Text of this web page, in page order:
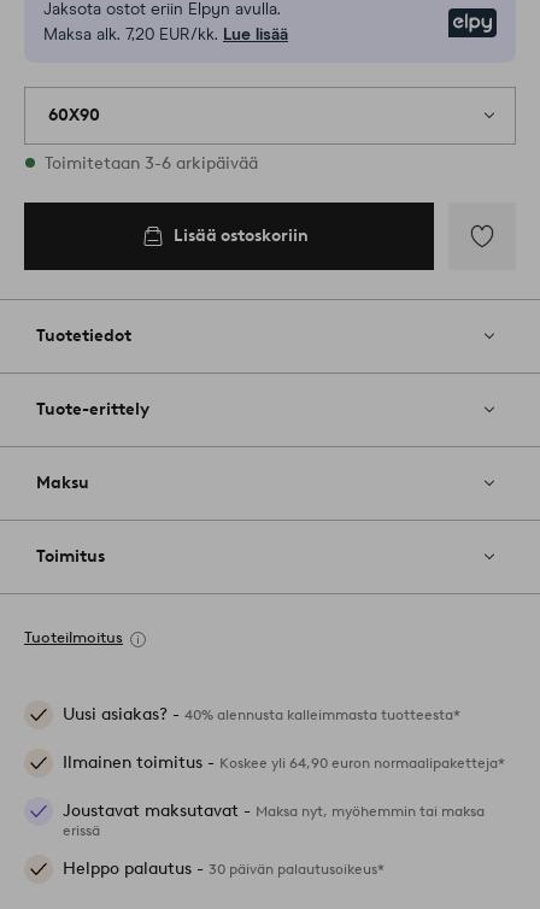
Jaksota ostot eriin Elpyn avulla.
Maksa alk. 7,20 EUR/kk. Lue lisää
60X90
Varastossa
Toimitetaan 3-6 arkipäivää
Lisää ostoskoriin
Tuotetiedot
Tuote-erittely
Maksu
Toimitus
Tuoteilmoitus
Uusi asiakas? - 40% alennusta kalleimmasta tuotteesta*
Ilmainen toimitus - Koskee yli 64,90 euron normaalipaketteja*
Joustavat maksutavat - Maksa nyt, myöhemmin tai maksa
erissä
Helppo palautus - 30 päivän palautusoikeus*